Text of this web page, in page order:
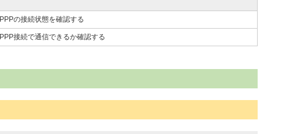
PPPの接続状態を確認する
PPP接続で通信できるか確認する